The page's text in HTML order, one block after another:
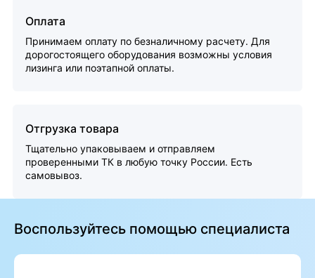
Оплата
Принимаем оплату по безналичному расчету. Для
дорогостоящего оборудования возможны условия
лизинга или поэтапной оплаты.
Отгрузка товара
Тщательно упаковываем и отправляем
проверенными ТК в любую точку России. Есть
самовывоз.
Воспользуйтесь помощью специалиста